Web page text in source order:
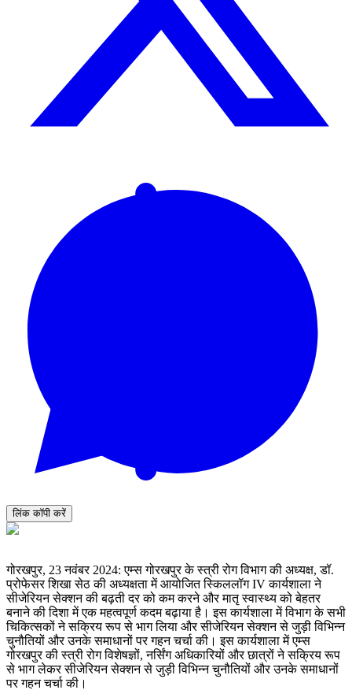
लिंक कॉपी करें
गोरखपुर, 23 नवंबर 2024: एम्स गोरखपुर के स्त्री रोग विभाग की अध्यक्ष, डॉ.
प्रोफेसर शिखा सेठ की अध्यक्षता में आयोजित स्किललॉग IV कार्यशाला ने
सीजेरियन सेक्शन की बढ़ती दर को कम करने और मातृ स्वास्थ्य को बेहतर
बनाने की दिशा में एक महत्वपूर्ण कदम बढ़ाया है। इस कार्यशाला में विभाग के सभी
चिकित्सकों ने सक्रिय रूप से भाग लिया और सीजेरियन सेक्शन से जुड़ी विभिन्न
चुनौतियों और उनके समाधानों पर गहन चर्चा की। इस कार्यशाला में एम्स
गोरखपुर की स्त्री रोग विशेषज्ञों, नर्सिंग अधिकारियों और छात्रों ने सक्रिय रूप
से भाग लेकर सीजेरियन सेक्शन से जुड़ी विभिन्न चुनौतियों और उनके समाधानों
पर गहन चर्चा की।